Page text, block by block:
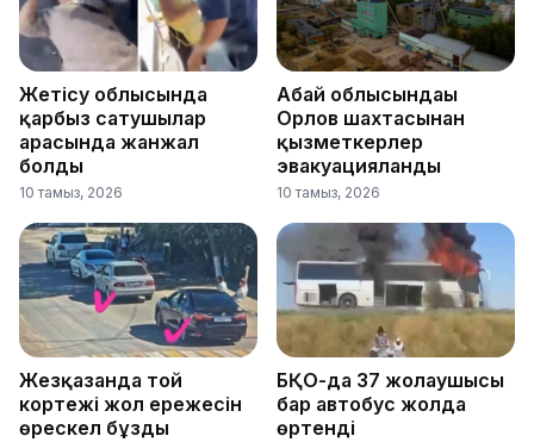
Жетісу облысында
қарбыз сатушылар
арасында жанжал
болды
10 тамыз, 2026
Абай облысындағы
Орлов шахтасынан
қызметкерлер
эвакуацияланды
10 тамыз, 2026
Жезқазғанда той
кортежі жол ережесін
өрескел бұзды
БҚО-да 37 жолаушысы
бар автобус жолда
өртенді